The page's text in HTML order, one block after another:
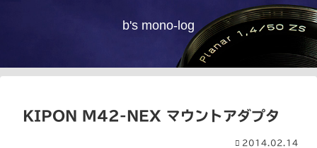
b's mono-log
KIPON M42-NEX マウントアダプタ
2014.02.14